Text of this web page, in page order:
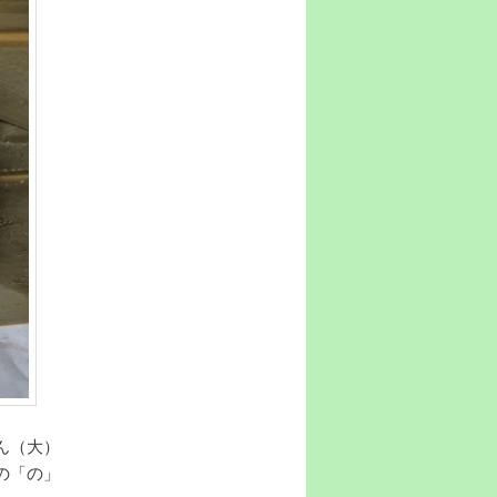
大）
の」